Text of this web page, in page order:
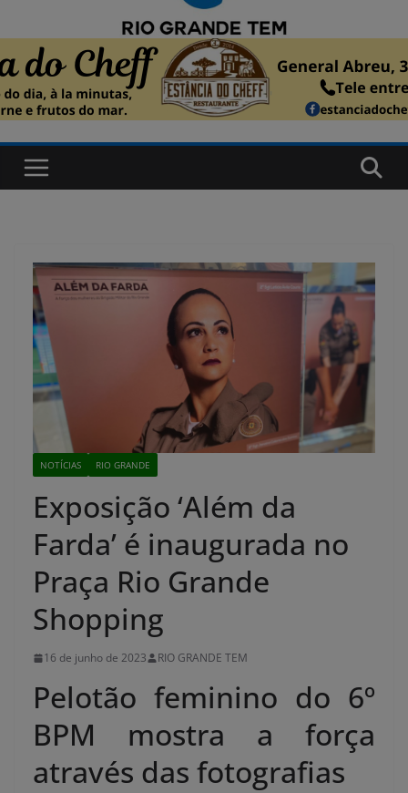
NOTÍCIAS RIO GRANDE
Exposição ‘Além da
Farda’ é inaugurada no
Praça Rio Grande
Shopping
16 de junho de 2023 RIO GRANDE TEM
Pelotão feminino do 6º
BPM mostra a força
através das fotografias